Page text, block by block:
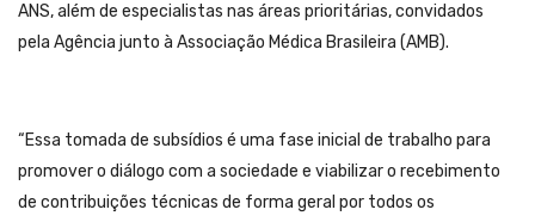
ANS, além de especialistas nas áreas prioritárias, convidados
pela Agência junto à Associação Médica Brasileira (AMB).
“Essa tomada de subsídios é uma fase inicial de trabalho para
promover o diálogo com a sociedade e viabilizar o recebimento
de contribuições técnicas de forma geral por todos os